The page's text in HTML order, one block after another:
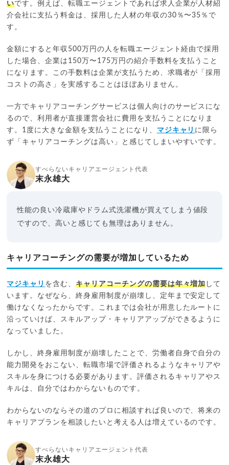
いです。例えば、転職エージェントであれば求人企業が人材紹
介会社に支払う料金は、採用した人材の年収の30％〜35％で
す。
金額にすると年収500万円の人を転職エージェント経由で採用
した場合、企業は150万〜175万円の紹介手数料を支払うこと
になります。この手数料は企業が支払うため、求職者が「採用
コストの高さ」を実感することはほぼありません。
一方でキャリアコーチングサービスは個人向けのサービスにな
るので、利用者が直接運営会社に費用を支払うことになりま
す。1度に大きな金額を支払うことになり、 マジキャリ に限ら
ず「キャリアコーチングは高い」と感じてしまいやすいです。
すべらないキャリアエージェント代表
末永雄大
性能の良い冷蔵庫やドラム式洗濯機が買えてしまう値段
ですので、高いと感じても無理はありません。
キャリアコーチングの需要が増加しているため
マジキャリ を含む、キャリアコーチングの需要は年々増加 して
います。なぜなら、終身雇用制度が崩壊し、定年まで安定して
働けなくなったからです。これまでは会社が用意したルートに
沿っていけば、スキルアップ・キャリアアップができるように
なっていました。
しかし、終身雇用制度が崩壊したことで、労働者自身で自分の
能力開発をおこない、転職市場で評価されるようなキャリアや
スキルを身につける必要があります。評価されるキャリアやス
キルは、自分ではわからないものです。
わからないのならその道のプロに相談すれば良いので、将来の
キャリアプランを相談したいと考える人は増えているのです。
すべらないキャリアエージェント代表
末永雄大